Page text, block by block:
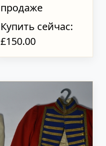
продаже
Купить сейчас:
£150.00